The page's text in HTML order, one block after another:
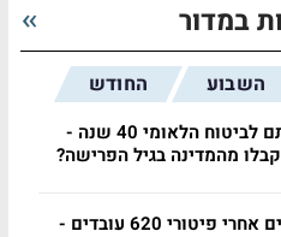
במדור
השבוע החודש
שילמתם לביטוח הלאומי 40 שנה -
מהמדינה בגיל הפרישה?
שבועיים אחרי פיטורי 620 עובדים -